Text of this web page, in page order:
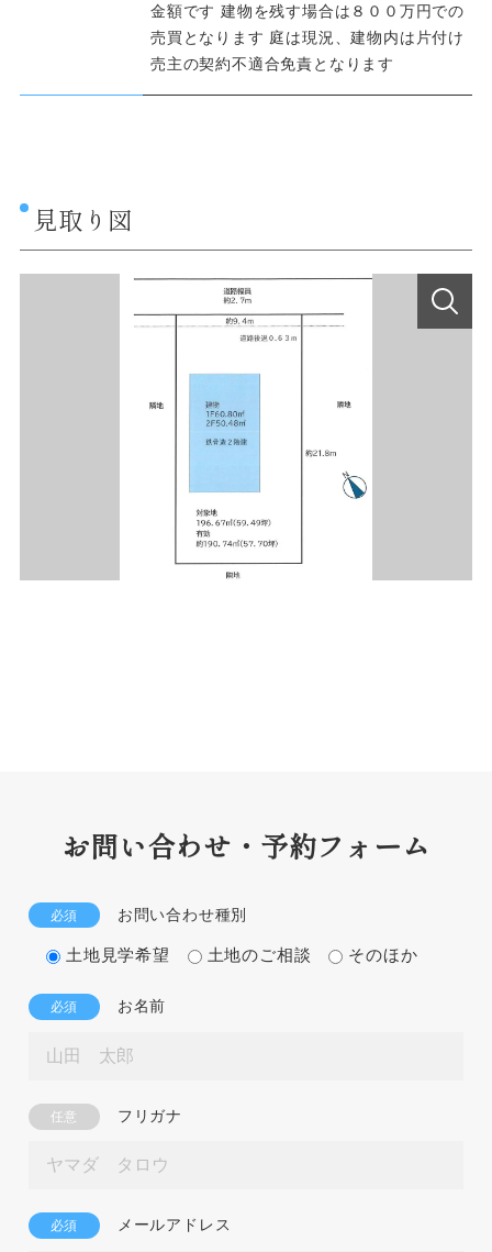
金額です 建物を残す場合は８００万円での
売買となります 庭は現況、建物内は片付け
売主の契約不適合免責となります
見取り図
お問い合わせ・予約フォーム
必須 お問い合わせ種別
土地見学希望 土地のご相談 そのほか
必須 お名前
任意 フリガナ
必須 メールアドレス